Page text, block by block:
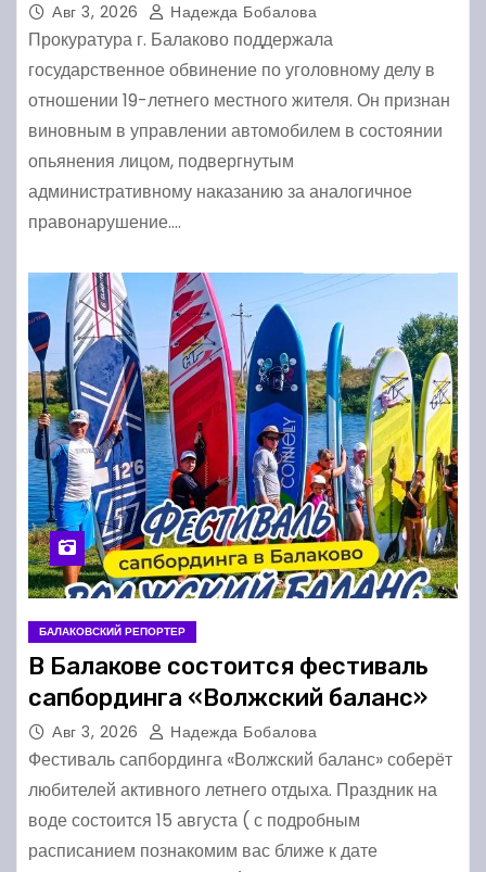
Авг 3, 2026 Надежда Бобалова
Прокуратура г. Балаково поддержала
государственное обвинение по уголовному делу в
отношении 19-летнего местного жителя. Он признан
виновным в управлении автомобилем в состоянии
опьянения лицом, подвергнутым
административному наказанию за аналогичное
правонарушение.…
БАЛАКОВСКИЙ РЕПОРТЕР
В Балакове состоится фестиваль
сапбординга «Волжский баланс»
Авг 3, 2026 Надежда Бобалова
Фестиваль сапбординга «Волжский баланс» соберёт
любителей активного летнего отдыха. Праздник на
воде состоится 15 августа ( с подробным
расписанием познакомим вас ближе к дате